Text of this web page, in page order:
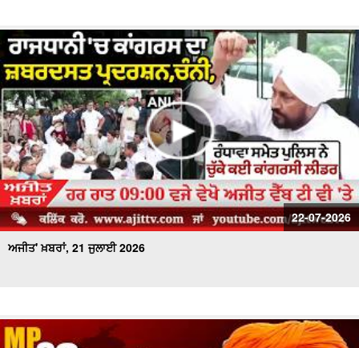
22-07-2026
ਅਜੀਤ' ਖ਼ਬਰਾਂ, 21 ਜੁਲਾਈ 2026